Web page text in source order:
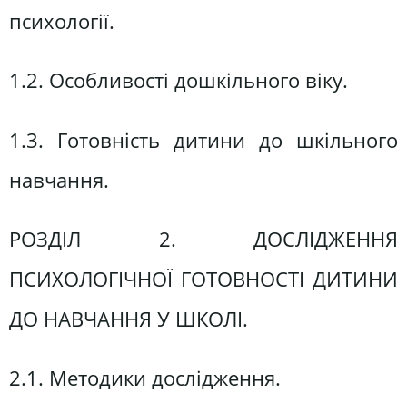
психології.
1.2. Особливості дошкільного віку.
1.3. Готовність дитини до шкільного
навчання.
РОЗДІЛ 2. ДОСЛІДЖЕННЯ
ПСИХОЛОГІЧНОЇ ГОТОВНОСТІ ДИТИНИ
ДО НАВЧАННЯ У ШКОЛІ.
2.1. Методики дослідження.